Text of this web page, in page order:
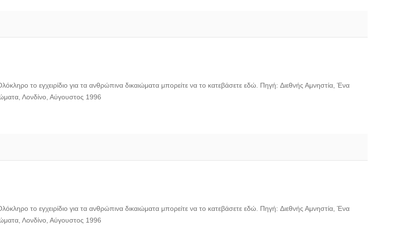
το εγχειρίδιο για τα ανθρώπινα δικαιώματα μπορείτε να το κατεβάσετε εδώ. Πηγή: Διεθνής Αμνηστία, Ένα
Λονδίνο, Αύγουστος 1996
το εγχειρίδιο για τα ανθρώπινα δικαιώματα μπορείτε να το κατεβάσετε εδώ. Πηγή: Διεθνής Αμνηστία, Ένα
Λονδίνο, Αύγουστος 1996